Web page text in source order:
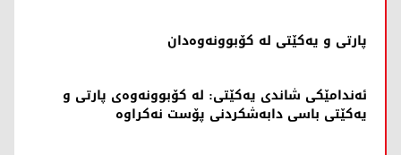
پارتی و یەکێتی لە کۆبوونەوەدان
ئەندامێکی شاندی یەکێتی: لە کۆبوونەوەی پارتی و
یەکێتی باسی دابەشکردنی پۆست نەکراوە